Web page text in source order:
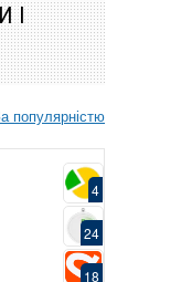
І
популярністю
4
24
18